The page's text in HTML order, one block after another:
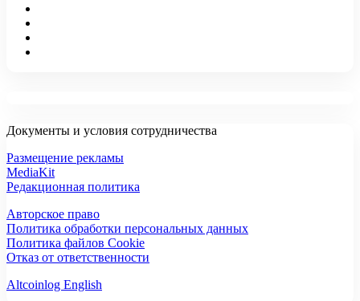
Документы и условия сотрудничества
Размещение рекламы
MediaKit
Редакционная политика
Авторское право
Политика обработки персональных данных
Политика файлов Cookie
Отказ от ответственности
Altcoinlog English